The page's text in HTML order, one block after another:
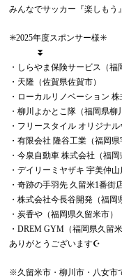
みんなでサッカー『楽しもう
✳️2025年度スポンサー様✳️
⏬
・しらやま保険サービス（福
・天隆（佐賀県佐賀市）
・ローカルリノベーション
・柳川よかとこ隊（福岡県柳
・フリースタイル オリジナ
・有限会社 隆谷工業（福岡県
・今泉自動車 株式会社（福岡
・デイリーミヤザキ 宇美仲山
・奇跡の手羽先 久留米1番街
・株式会社今長谷開発（福岡
・炭香や（福岡県久留米市）
・DREM GYM（福岡県久留米
ありがとうございます☪️
※久留米市・柳川市・八女市